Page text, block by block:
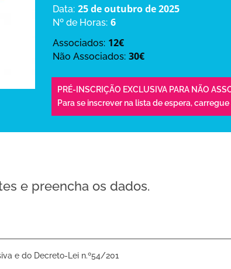
Data: 25 de outubro de 2025
Nº de Horas: 6
Associados: 12€
Não Associados: 30€
PRÉ-INSCRIÇÃO EXCLUSIVA PARA NÃO
Para se inscrever na lista de espera,carregue
e preencha os dados.
e do Decreto-Lei n.º54/201